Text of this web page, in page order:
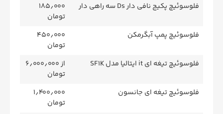
فلوسوئیچ پکیج نافی دار Ds سه راهی دار
۱۸۵٫۰۰۰
تومان
فلوسوئیچ پمپ آبگرمکن
۴۵۰٫۰۰۰
تومان
فلوسوئیچ تیغه ای it ایتالیا مدل SF1K
از ۶٫۰۰۰٫۰۰۰
تومان
فلوسوئیچ تیغه ای جانسون
۱٫۴۰۰٫۰۰۰
تومان